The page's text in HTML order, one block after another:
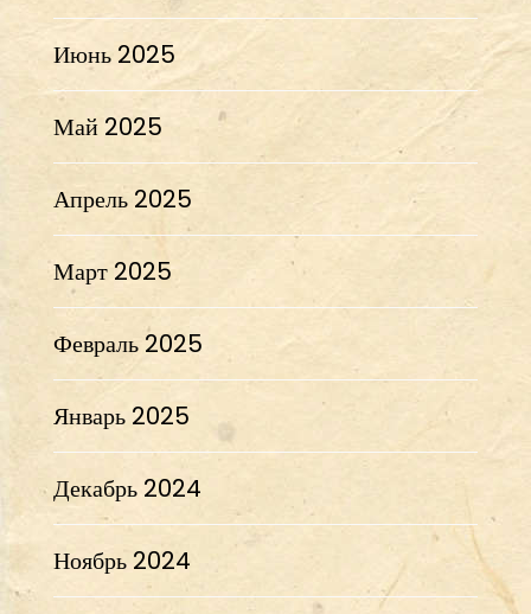
Июнь 2025
Май 2025
Апрель 2025
Март 2025
Февраль 2025
Январь 2025
Декабрь 2024
Ноябрь 2024